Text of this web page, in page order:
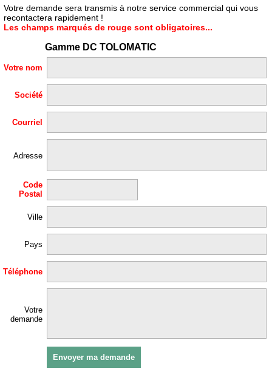
Votre demande sera transmis à notre service commercial qui vous
recontactera rapidement !
Les champs marqués de rouge sont obligatoires...
Gamme DC TOLOMATIC
Votre nom
Société
Courriel
Adresse
Code
Postal
Ville
Pays
Téléphone
Votre
demande